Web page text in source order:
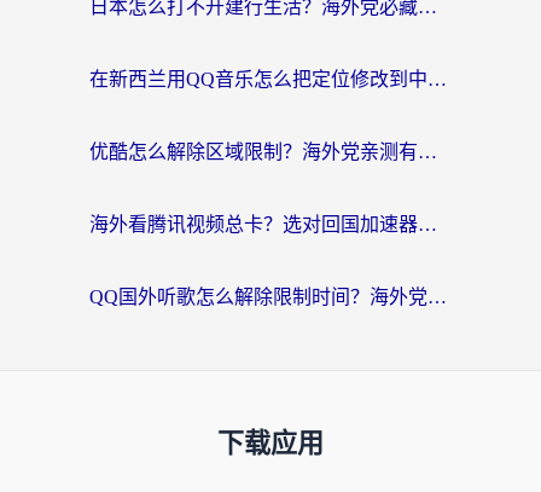
日本怎么打不开建行生活？海外党必藏的回国加速指南（含丹麦国外影音问题破解）
在新西兰用QQ音乐怎么把定位修改到中国国内？海外党听歌追剧的实用指南
优酷怎么解除区域限制？海外党亲测有效的回国加速器选择指南
海外看腾讯视频总卡？选对回国加速器，还能解决英国1号店定位+欧洲杯CCTV5直播问题
QQ国外听歌怎么解除限制时间？海外党亲测有效的回国加速方案
下载应用